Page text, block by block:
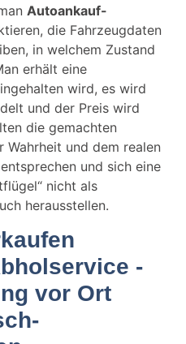
Autoankauf-
die Fahrzeugdaten
in welchem Zustand
erhält eine
wird, es wird
und der Preis wird
die gemachten
Wahrheit und dem realen
und sich eine
nicht als
herausstellen.
-
vor Ort